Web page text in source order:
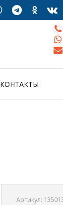
КОНТАКТЫ
Артикул: